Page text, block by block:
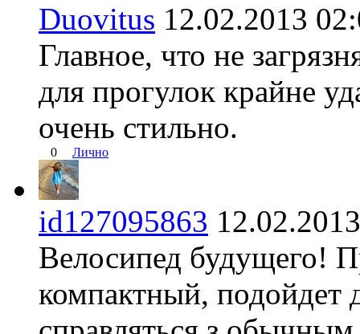
Duovitus 12.02.2013
Главное, что не
для прогулок крайне
очень стильно.
0 Лично
id127095863
Велосипед будущего!
компактный, подойдет